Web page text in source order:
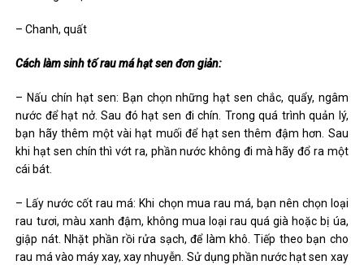
– Chanh, quất
Cách làm sinh tố rau má hạt sen đơn giản:
– Nấu chín hạt sen: Bạn chọn những hạt sen chắc, quẩy, ngâm
nước để hạt nở. Sau đó hạt sen đi chín. Trong quá trình quản lý,
bạn hãy thêm một vài hạt muối để hạt sen thêm đậm hơn. Sau
khi hạt sen chín thì vớt ra, phần nước không đi mà hãy đổ ra một
cái bát.
– Lấy nước cốt rau má: Khi chọn mua rau má, bạn nên chọn loại
rau tươi, màu xanh đậm, không mua loại rau quá già hoặc bị úa,
giập nát. Nhặt phần rồi rửa sạch, để làm khô. Tiếp theo bạn cho
rau má vào máy xay, xay nhuyễn. Sử dụng phần nước hạt sen xay